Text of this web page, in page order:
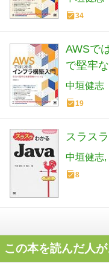
34
AWSで
で堅牢
中垣健志
19
スラス
中垣健志
8
この本を読んだ人